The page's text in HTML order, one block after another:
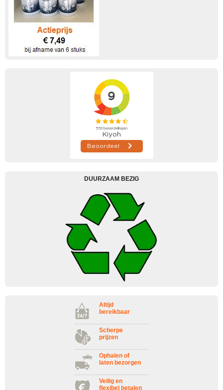
DUURZAAM BEZIG
Altijd
bereikbaar
Scherpe
prijzen
Ophalen of
laten bezorgen
Veilig en
flexibel betalen